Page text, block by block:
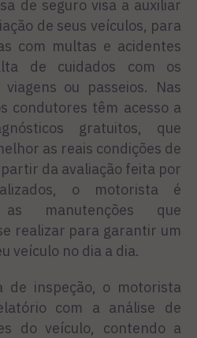
de seguro visa a auxiliar
de seus veículos, para
com multas e acidentes
de cuidados com os
ou passeios. Nas
condutores têm acesso a
gratuitos, que
as reais condições de
da avaliação feita por
o motorista é
manutenções que
realizar para garantir um
veículo no dia a dia.
de inspeção, o motorista
com a análise de
do veículo, contendo a